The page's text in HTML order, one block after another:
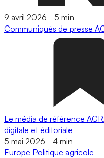
9 avril 2026 - 5 min
Communiqués de presse
Le média de référence
digitale et éditoriale
5 mai 2026 - 4 min
Europe Politique agricole